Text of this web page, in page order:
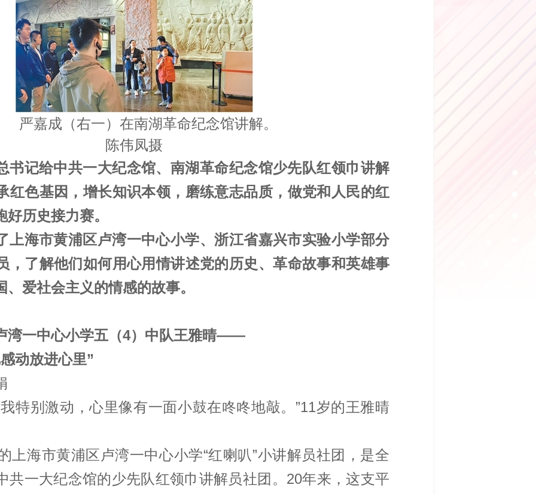
严嘉成（右一）在南湖革命纪念馆讲解。
陈伟凤摄
书记给中共一大纪念馆、南湖革命纪念馆少先队红领巾讲解
红色基因，增长知识本领，磨练意志品质，做党和人民的红
历史接力赛。
上海市黄浦区卢湾一中心小学、浙江省嘉兴市实验小学部分
，了解他们如何用心用情讲述党的历史、革命故事和英雄事
爱社会主义的情感的故事。
湾一中心小学五（4）中队王雅晴——
动放进心里”
特别激动，心里像有一面小鼓在咚咚地敲。”11岁的王雅晴
上海市黄浦区卢湾一中心小学“红喇叭”小讲解员社团，是全
共一大纪念馆的少先队红领巾讲解员社团。20年来，这支平